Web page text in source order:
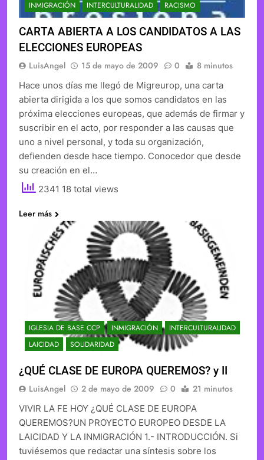
INMIGRACIÓN INTERCULTURALIDAD RACISMO
CARTA ABIERTA A LOS CANDIDATOS A LAS
ELECCIONES EUROPEAS
LuisAngel 15 de mayo de 2009 0 8 minutos
Hace unos días me llegó de Migreurop, una carta
abierta dirigida a los que somos candidatos en las
próxima elecciones europeas, que además de firmar y
suscribir en el acto, por responder a las causas que
uno a nivel personal, y toda su organización,
defienden desde hace tiempo. Conocedor que desde
su creación en el…
2341 18 total views
Leer más
IGLESIA DE BASE CCP INMIGRACIÓN
INTERCULTURALIDAD
LAICIDAD
SOLIDARIDAD
¿QUÉ CLASE DE EUROPA QUEREMOS? y II
LuisAngel 2 de mayo de 2009 0 21 minutos
VIVIR LA FE HOY ¿QUÉ CLASE DE EUROPA
QUEREMOS?UN PROYECTO EUROPEO DESDE LA
LAICIDAD Y LA INMIGRACIÓN 1.- INTRODUCCIÓN. Si
tuviésemos que redactar una síntesis sobre los